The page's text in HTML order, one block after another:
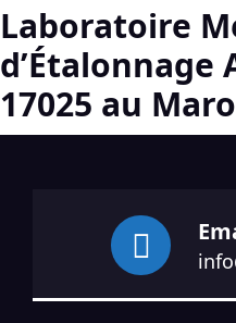
Laboratoire
d’Étalonnage
17025 au